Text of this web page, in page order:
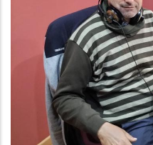
Baix Penedès
Caralt,
Departament
Consell